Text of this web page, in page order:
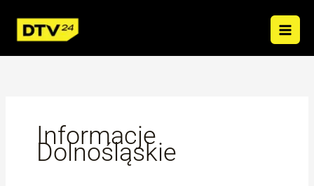
treści
Informacje
Dolnośląskie